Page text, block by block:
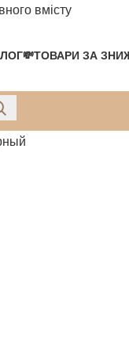
вмісту
💸ТОВАРИ ЗА